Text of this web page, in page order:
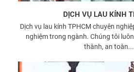
DỊCH VỤ LAU KÍNH
Dịch vụ lau kính TPHCM chuyên
nghiệm trong ngành. Chúng tôi
thành, an toàn...